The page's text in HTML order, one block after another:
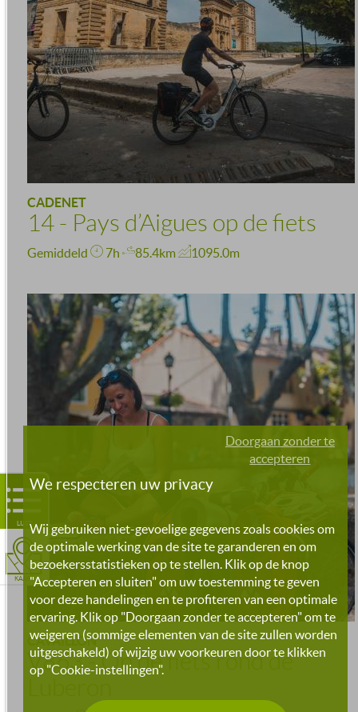
LIJST
KAART
CADENET
14 - Pays d’Aigues op de fiets
Gemiddeld 7h 85.4km 1095.0m
CAVAILLON
V863 - Op de fiets rond de
Doorgaan zonder te
accepteren
We respecteren uw privacy
Wij gebruiken niet-gevoelige gegevens zoals cookies om
de optimale werking van de site te garanderen en om
bezoekersstatistieken op te stellen. Klik op de knop
"Accepteren en sluiten" om uw toestemming te geven
voor deze handelingen en te profiteren van een optimale
ervaring. Klik op "Doorgaan zonder te accepteren" om te
weigeren (sommige elementen van de site zullen worden
uitgeschakeld) of wijzig uw voorkeuren door te klikken
op "Cookie-instellingen".